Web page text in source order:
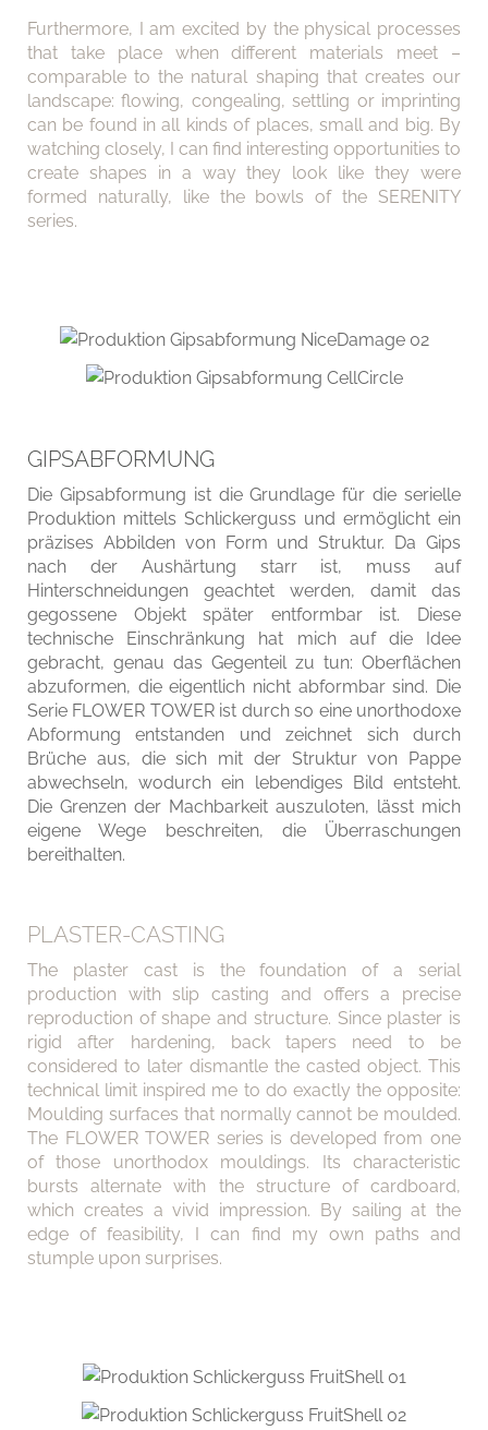
Furthermore, I am excited by the physical processes
that take place when different materials meet –
comparable to the natural shaping that creates our
landscape: flowing, congealing, settling or imprinting
can be found in all kinds of places, small and big. By
watching closely, I can find interesting opportunities to
create shapes in a way they look like they were
formed naturally, like the bowls of the SERENITY
series.
GIPSABFORMUNG
Die Gipsabformung ist die Grundlage für die serielle
Produktion mittels Schlickerguss und ermöglicht ein
präzises Abbilden von Form und Struktur. Da Gips
nach der Aushärtung starr ist, muss auf
Hinterschneidungen geachtet werden, damit das
gegossene Objekt später entformbar ist. Diese
technische Einschränkung hat mich auf die Idee
gebracht, genau das Gegenteil zu tun: Oberflächen
abzuformen, die eigentlich nicht abformbar sind. Die
Serie FLOWER TOWER ist durch so eine unorthodoxe
Abformung entstanden und zeichnet sich durch
Brüche aus, die sich mit der Struktur von Pappe
abwechseln, wodurch ein lebendiges Bild entsteht.
Die Grenzen der Machbarkeit auszuloten, lässt mich
eigene Wege beschreiten, die Überraschungen
bereithalten.
PLASTER-CASTING
The plaster cast is the foundation of a serial
production with slip casting and offers a precise
reproduction of shape and structure. Since plaster is
rigid after hardening, back tapers need to be
considered to later dismantle the casted object. This
technical limit inspired me to do exactly the opposite:
Moulding surfaces that normally cannot be moulded.
The FLOWER TOWER series is developed from one
of those unorthodox mouldings. Its characteristic
bursts alternate with the structure of cardboard,
which creates a vivid impression. By sailing at the
edge of feasibility, I can find my own paths and
stumple upon surprises.